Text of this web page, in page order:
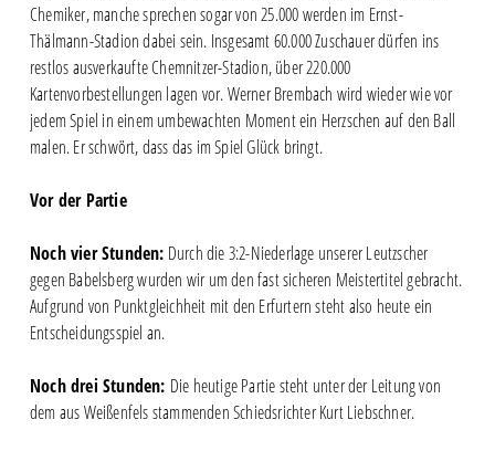
Chemiker, manche sprechen sogar von 25.000 werden im Ernst-
Thälmann-Stadion dabei sein. Insgesamt 60.000 Zuschauer dürfen ins
restlos ausverkaufte Chemnitzer-Stadion, über 220.000
Kartenvorbestellungen lagen vor. Werner Brembach wird wieder wie vor
jedem Spiel in einem umbewachten Moment ein Herzschen auf den Ball
malen. Er schwört, dass das im Spiel Glück bringt.
Vor der Partie
Noch vier Stunden: Durch die 3:2-Niederlage unserer Leutzscher
gegen Babelsberg wurden wir um den fast sicheren Meistertitel gebracht.
Aufgrund von Punktgleichheit mit den Erfurtern steht also heute ein
Entscheidungsspiel an.
Noch drei Stunden: Die heutige Partie steht unter der Leitung von
dem aus Weißenfels stammenden Schiedsrichter Kurt Liebschner.